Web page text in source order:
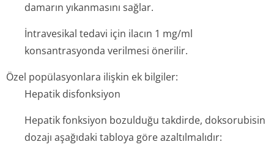
damarın yıkanmasını sağlar.
İntravesikal tedavi için ilacın 1 mg/ml
konsantrasyonda verilmesi önerilir.
Özel popülasyonlara ilişkin ek bilgiler:
Hepatik disfonksiyon
Hepatik fonksiyon bozulduğu takdirde, doksorubisin
dozajı aşağıdaki tabloya göre azaltılmalıdır: